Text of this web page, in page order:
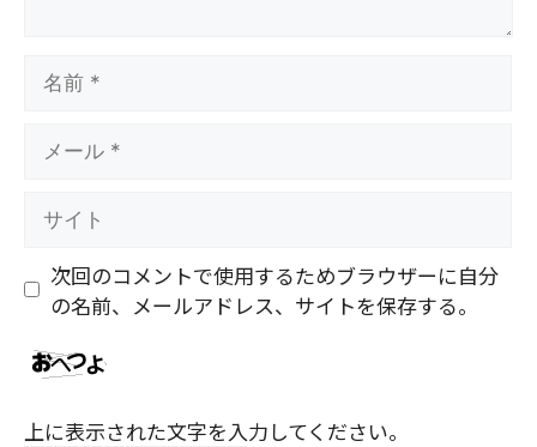
次回のコメントで使用するためブラウザーに自分
の名前、メールアドレス、サイトを保存する。
上に表示された文字を入力してください。